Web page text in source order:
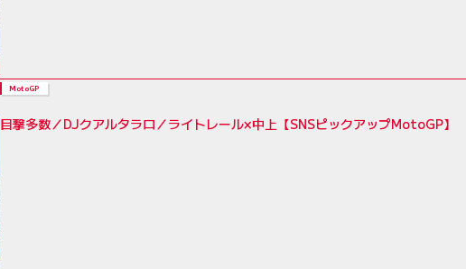
MotoGP
目撃多数／DJクアルタラロ／ライトレール×中上【SNSピックアップMotoGP】